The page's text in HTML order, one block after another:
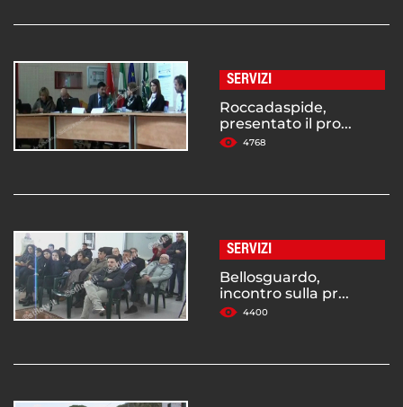
SERVIZI
Roccadaspide,
presentato il pro...
4768
SERVIZI
Bellosguardo,
incontro sulla pr...
4400